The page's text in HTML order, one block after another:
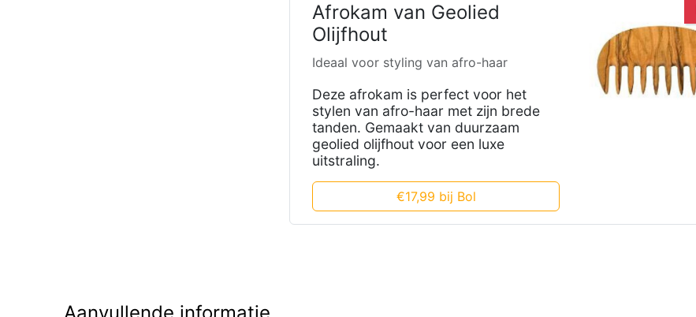
Afrokam van Geolied
Olijfhout
Ideaal voor styling van afro-haar
Deze afrokam is perfect voor het
stylen van afro-haar met zijn brede
tanden. Gemaakt van duurzaam
geolied olijfhout voor een luxe
uitstraling.
€17,99 bij Bol